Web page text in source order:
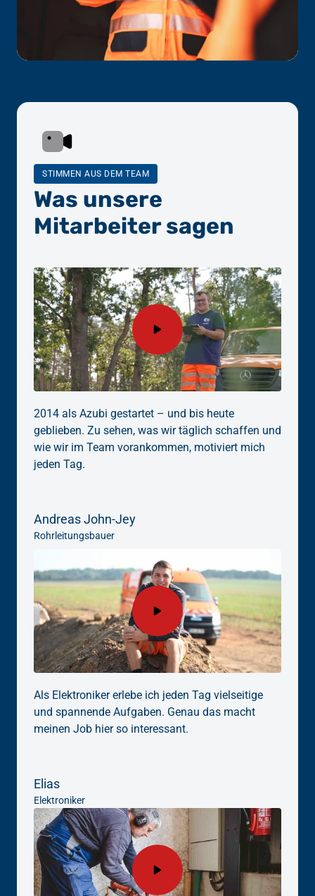
STIMMEN AUS DEM TEAM
Was unsere
Mitarbeiter sagen
2014 als Azubi gestartet – und bis heute
geblieben. Zu sehen, was wir täglich schaffen und
wie wir im Team vorankommen, motiviert mich
jeden Tag.
Andreas John-Jey
Rohrleitungsbauer
Als Elektroniker erlebe ich jeden Tag vielseitige
und spannende Aufgaben. Genau das macht
meinen Job hier so interessant.
Elias
Elektroniker